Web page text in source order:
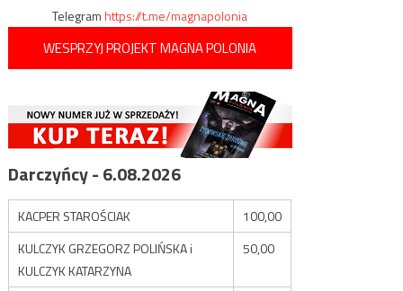
Telegramhttps://t.me/magnapolonia
WESPRZYJ PROJEKT MAGNA POLONIA
Darczyńcy - 6.08.2026
KACPER STAROŚCIAK
100,00
KULCZYK GRZEGORZ POLIŃSKA i
KULCZYK KATARZYNA
50,00